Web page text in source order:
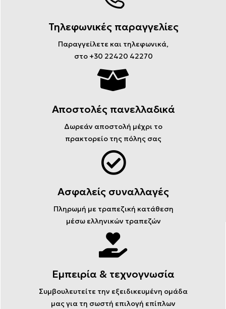
Τηλεφωνικές παραγγελίες
Παραγγείλετε και τηλεφωνικά,
στο +30 22420 42270
Αποστολές πανελλαδικά
Δωρεάν αποστολή μέχρι το
πρακτορείο της πόλης σας
Ασφαλείς συναλλαγές
Πληρωμή με τραπεζική κατάθεση
μέσω ελληνικών τραπεζών
Εμπειρία & τεχνογνωσία
Συμβουλευτείτε την εξειδικευμένη ομάδα
μας για τη σωστή επιλογή επίπλων